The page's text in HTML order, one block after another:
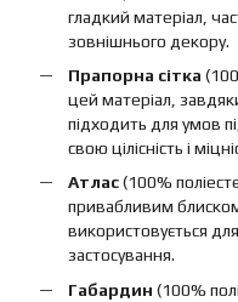
гладкий матеріал,
зовнішнього декору.
Прапорна сітка
цей матеріал,
підходить для умов
свою цілісність і
Атлас(100%
привабливим
використовується
застосування.
Габардин (100%